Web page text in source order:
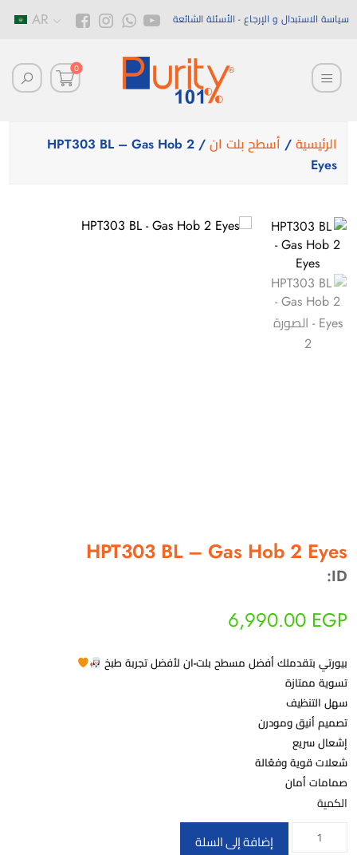
AR سياسة الاستبدال و الإرجاع الأسئلة الشائعة
0
الرئيسية / أسطح بلت ان
/ HPT303 BL – Gas Hob 2
Eyes
HPT303 BL – Gas Hob 2 Eyes
ID:
6,990.00 EGP
بيورتي بتقدملك أفضل مسطح بلت-ان لأفضل تجربة طبخ
تسوية ممتازة
سهل التنظيف
تصميم أنيق ومودرن
إشعال سريع
شعلات قوية وفعّالة
صمامات أمان
الكمية
كمية
إضافة إلى السلة
محتاج فني تركيب